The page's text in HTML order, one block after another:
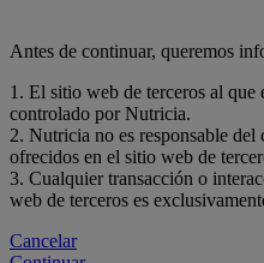
Antes de continuar, queremos
1. El sitio web de terceros al que
controlado por Nutricia.
2. Nutricia no es responsable
ofrecidos en el sitio web de
3. Cualquier transacción o
web de terceros es
Cancelar